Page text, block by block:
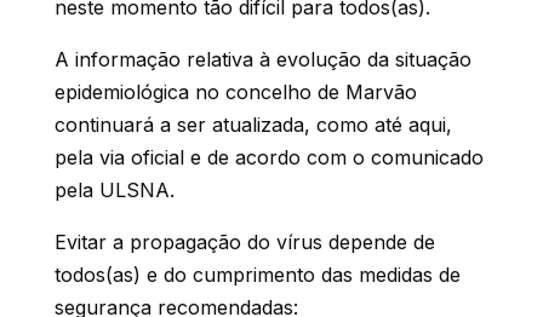
neste momento tão difícil para todos(as).
A informação relativa à evolução da situação
epidemiológica no concelho de Marvão
continuará a ser atualizada, como até aqui,
pela via oficial e de acordo com o comunicado
pela ULSNA.
Evitar a propagação do vírus depende de
todos(as) e do cumprimento das medidas de
segurança recomendadas: